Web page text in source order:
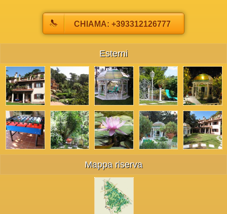
CHIAMA: +393312126777
Esterni
Mappa riserva